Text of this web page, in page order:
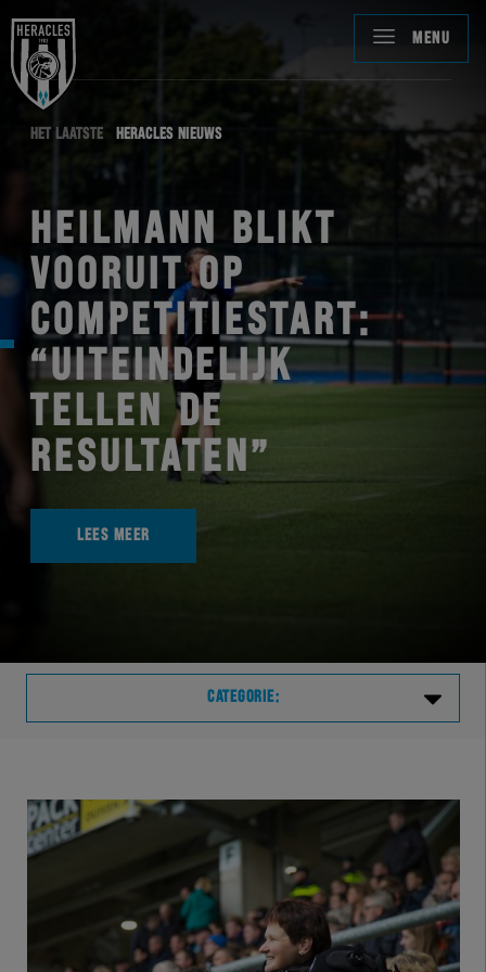
MENU
HET LAATSTE HERACLES NIEUWS
HEILMANN BLIKT
VOORUIT OP
COMPETITIESTART:
“UITEINDELIJK
TELLEN DE
RESULTATEN”
LEES MEER
CATEGORIE:
VVVHER